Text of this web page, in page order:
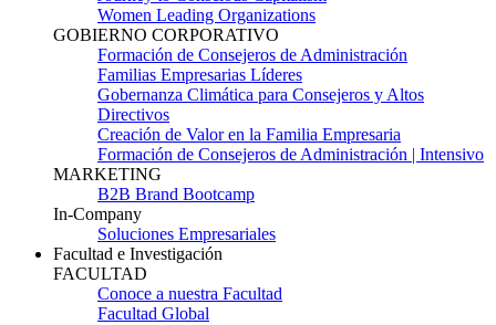
Women Leading Organizations
GOBIERNO CORPORATIVO
Formación de Consejeros de Administración
Familias Empresarias Líderes
Gobernanza Climática para Consejeros y Altos
Directivos
Creación de Valor en la Familia Empresaria
Formación de Consejeros de Administración | Intensivo
MARKETING
B2B Brand Bootcamp
In-Company
Soluciones Empresariales
Facultad e Investigación
FACULTAD
Conoce a nuestra Facultad
Facultad Global